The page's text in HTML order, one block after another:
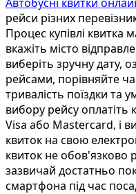
рейси різних
Процес купівлі квитка
вкажіть місто
виберіть зручну дату,
рейсами, порівняйте
тривалість поїздки та
вибору рейсу оплатіть
Visa або Mastercard, і
квиток на свою
квиток не обов'язково
зазвичай достатньо
смартфона під час